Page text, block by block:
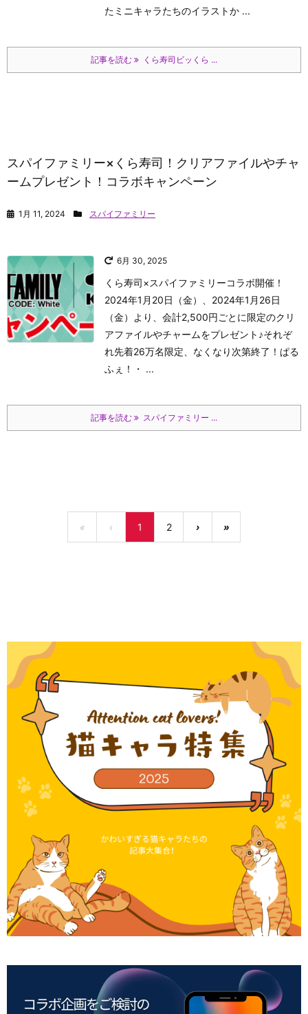
たミニキャラたちのイラストか ...
記事を読む くら寿司ビッくら ...
スパイファミリー×くら寿司！クリアファイルやチャ
ームプレゼント！コラボキャンペーン
1月 11, 2024 スパイファミリー
6月 30, 2025
くら寿司×スパイファミリーコラボ開催！
2024年1月20日（金）、2024年1月26日
（金）より、会計2,500円ごとに限定のクリ
アファイルやチャームをプレゼント♪それぞ
れ先着26万名限定、なくなり次第終了！ぱる
ふぇ！
・ ...
記事を読む スパイファミリー ...
« ‹ 1 2 › »